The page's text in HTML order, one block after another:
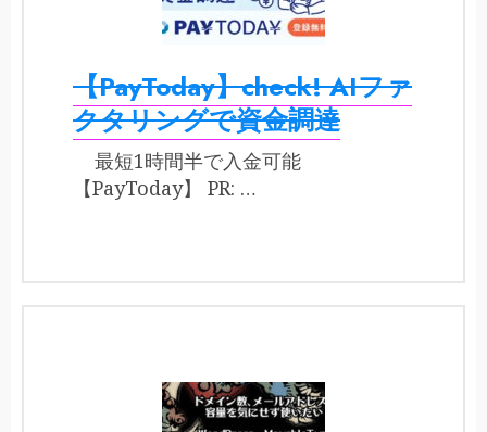
【PayToday】check! AIファ
クタリングで資金調達
最短1時間半で入金可能
【PayToday】 PR: …